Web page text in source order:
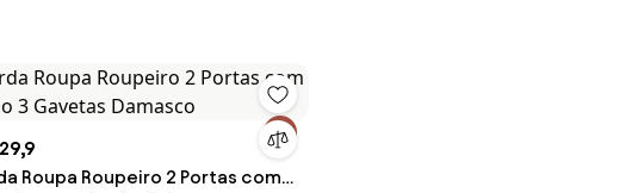
Roupa Roupeiro 2 Portas com